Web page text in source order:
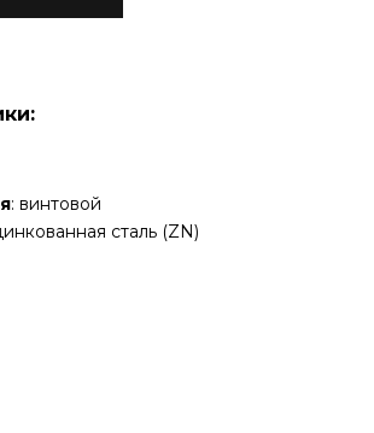
: винтовой
сталь (ZN)